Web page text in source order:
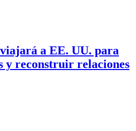
a EE. UU. para
y reconstruir relaciones